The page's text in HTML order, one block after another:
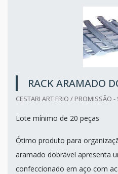
RACK ARAMADO
CESTARI ART FRIO / PROMISSÃO -
Lote mínimo de 20 peças
Ótimo produto para
aramado dobrável apresenta
confeccionado em aço com